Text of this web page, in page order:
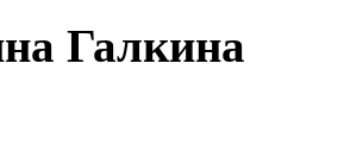
Галкина